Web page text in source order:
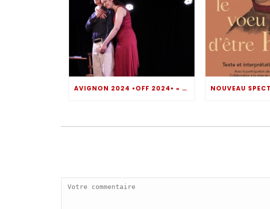
AVIGNON 2024 •OFF 2024• « COMMENT TE DIRE ? » UN MOMENT DE THÉÂTRE INTROSPECTIF BOULEVERSANT… DIRE POUR NE PAS SOMBRER !